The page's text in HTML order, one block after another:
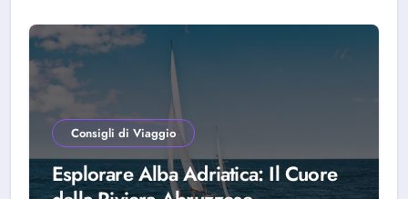
Consigli di Viaggio
Esplorare Alba Adriatica: Il Cuore